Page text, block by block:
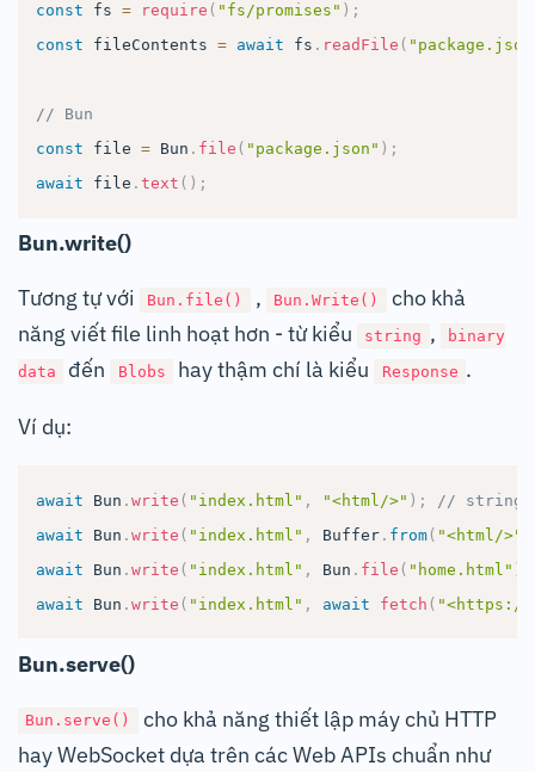
const fs = require ( "fs/promises" ) ;
const fileContents = await fs . readFile (
// Bun
const file = Bun . file ( "package.json" ) ;
await file . text ( ) ;
Bun.write()
Tương tự với
Bun.file() , Bun.Write()
cho khả
năng viết file linh hoạt hơn - từ kiểu
string ,
binary
data
đến Blobs hay thậm chí là kiểu Response .
Ví dụ:
await Bun . write ( "index.html" , "<html/>" ) ;
// string
await
Bun . write ( "index.html" , Buffer. from( "<html/>"
await
Bun . write ( "index.html" , Bun . file ( "home.html" )
await
Bun . write ( "index.html" , await fetch ( "<https://
Bun.serve()
Bun.serve()
cho khả năng thiết lập máy chủ HTTP
hay WebSocket dựa trên các Web APIs chuẩn như